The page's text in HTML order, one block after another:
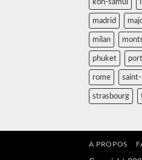
koh-samui
madrid
milan
phuket
rome
strasbourg
A PROPOS